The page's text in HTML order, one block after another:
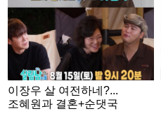
이장우 살 여전하네?...
조혜원과 결혼+순댓국